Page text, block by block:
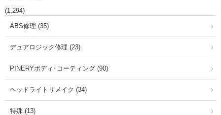
(1,294)
ABS修理 (35)
デュアロジック修理 (23)
PINERYボディ･コーティング (90)
ヘッドライトリメイク (34)
特殊 (13)